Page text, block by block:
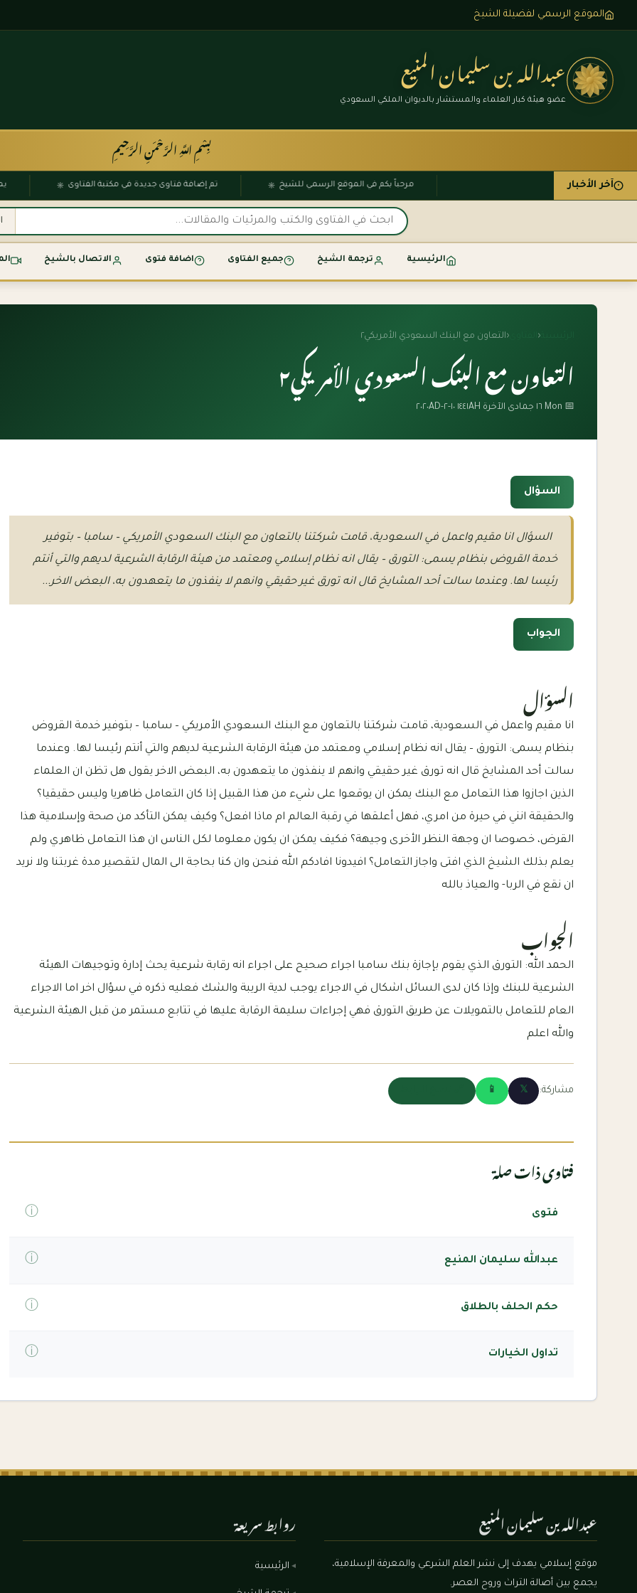
الموقع الرسمي لفضيلة الشيخ
عبدالله بن سليمان المنيع
عضو هيئة كبار العلماء والمستشار بالديوان الملكي السعودي
بِسْمِ اللَّهِ الرَّحْمَنِ الرَّحِيمِ
آخر الأخبار مرحباً بكم في الموقع الرسمي للشيخ تم إضافة فتاوى جديدة في مكتبة الفتاوى
الرئيسية ترجمة الشيخ جميع الفتاوى اضافة فتوى الاتصال بالشيخ
‹
‹التعاون مع البنك السعودي الأمريكي٢
التعاون مع البنك السعودي الأمريكي٢
📅 Mon ١٦ جمادى الآخرة ١٤٤١AH ١٠-٢-٢٠٢٠AD
السؤال
السؤال انا مقيم واعمل في السعودية، قامت شركتنا بالتعاون مع البنك السعودي الأمريكي – سامبا – بتوفير
خدمة القروض بنظام يسمى: التورق – يقال انه نظام إسلامي ومعتمد من هيئة الرقابة الشرعية لديهم والتي أنتم
رئيسا لها. وعندما سالت أحد المشايخ قال انه تورق غير حقيقي وانهم لا ينفذون ما يتعهدون به، البعض الاخر...
الجواب
السؤال
انا مقيم واعمل في السعودية، قامت شركتنا بالتعاون مع البنك السعودي الأمريكي – سامبا – بتوفير خدمة القروض
بنظام يسمى: التورق – يقال انه نظام إسلامي ومعتمد من هيئة الرقابة الشرعية لديهم والتي أنتم رئيسا لها. وعندما
سالت أحد المشايخ قال انه تورق غير حقيقي وانهم لا ينفذون ما يتعهدون به، البعض الاخر يقول هل تظن ان العلماء
الذين اجازوا هذا التعامل مع البنك يمكن ان يوقعوا على شيء من هذا القبيل إذا كان التعامل ظاهريا وليس حقيقيا؟
والحقيقة انني في حيرة من امري، فهل أعلقها في رقبة العالم ام ماذا افعل؟ وكيف يمكن التأكد من صحة وإسلامية هذا
القرض، خصوصا ان وجهة النظر الأخرى وجيهة؟ فكيف يمكن ان يكون معلوما لكل الناس ان هذا التعامل ظاهري ولم
يعلم بذلك الشيخ الذي افتى واجاز التعامل؟ افيدونا افادكم الله فنحن وان كنا بحاجة الى المال لتقصير مدة غربتنا ولا نريد
ان نقع في الربا- والعياذ بالله
الجواب
الحمد الله: التورق الذي يقوم بإجازة بنك سامبا اجراء صحيح على اجراء انه رقابة شرعية يحث إدارة وتوجيهات الهيئة
الشرعية للبنك وإذا كان لدى السائل اشكال في الاجراء يوجب لدية الريبة والشك فعليه ذكره في سؤال اخر اما الاجراء
العام للتعامل بالتمويلات عن طريق التورق فهي إجراءات سليمة الرقابة عليها في تتابع مستمر من قبل الهيئة الشرعية
والله اعلم
مشاركة: 𝕏
📱
فتاوى ذات صلة
فتوى ⓘ
عبدالله سليمان المنيع ⓘ
حكم الحلف بالطلاق ⓘ
تداول الخيارات ⓘ
عبدالله بن سليمان المنيع
موقع إسلامي يهدف إلى نشر العلم الشرعي والمعرفة الإسلامية،
يجمع بين أصالة التراث وروح العصر.
روابط سريعة
الرئيسية